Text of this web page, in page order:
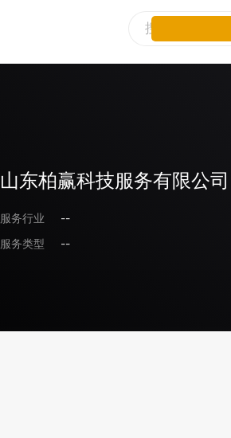
山东柏赢科技服务有限公司
服务行业
--
服务类型
--